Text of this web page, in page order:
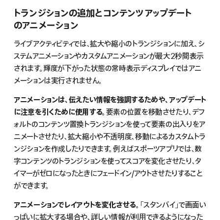
トランジションの追加とコンテンツアップデート
のアニメーション
ライブアクティビティでは、拡大や縮小のトランジションに加え、シ
ステムアニメーションやカスタムアニメーションが最大2秒間表示
されます。輝度が下がった状態の常時表示ディスプレイではアニ
メーションは実行されません。
アニメーションは、伝えたい情報を強調するためや、アップデート
に注意を引くために使用する。 要素の位置を移動させたり、デフ
ォルトのコンテンツ置換トランジションを使って要素の出入りをア
ニメートさせたり、拡大縮小や不透明度、移動によるカスタムトラ
ンジションを作成したりできます。例えばスポーツアプリでは、数
字コンテンツのトランジションを使ってスコアを変化させたり、タ
イマーがゼロになったときにフェードイン/アウトさせたりすること
ができます。
アニメーションでレイアウトを変化させる。 「スタンバイ」で画面い
っぱいに拡大する場合や、詳しい情報が利用できるようになった